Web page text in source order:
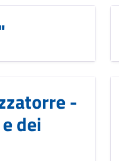
-
dei